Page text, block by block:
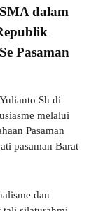
dalam
Pasaman
Sh di
melalui
Pasaman
pasaman Barat
dan